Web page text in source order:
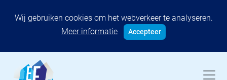
Wij gebruiken cookies om het webverkeer te analyseren.
Meer informatie
Accepteer